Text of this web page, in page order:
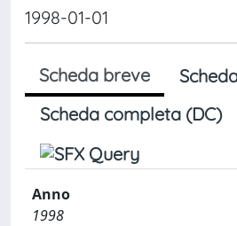
1998-01-01
Scheda breve
Scheda completa (DC)
Anno
1998